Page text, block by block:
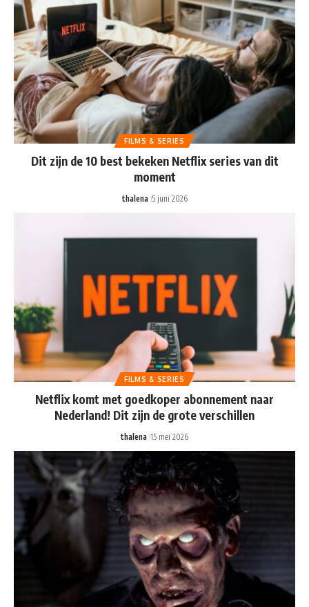
FILMS & SERIES
Dit zijn de 10 best bekeken Netflix series van dit
moment
thalena 5 juni 2026
FILMS & SERIES
Netflix komt met goedkoper abonnement naar
Nederland! Dit zijn de grote verschillen
thalena 15 mei 2026